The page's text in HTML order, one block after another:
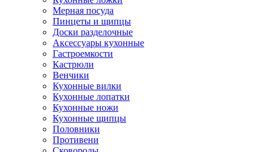
Мерная посуда
Пинцеты и щипцы
Доски разделочные
Аксессуары кухонные
Гастроемкости
Кастрюли
Венчики
Кухонные вилки
Кухонные лопатки
Кухонные ножи
Кухонные щипцы
Половники
Противени